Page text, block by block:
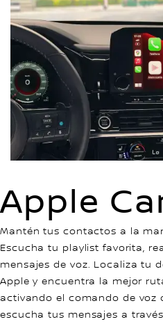
Apple
Mantén tus contactos a la
Escucha tu playlist favorita,
mensajes de voz. Localiza tu
Apple y encuentra la mejor
activando el comando de voz
escucha tus mensajes a